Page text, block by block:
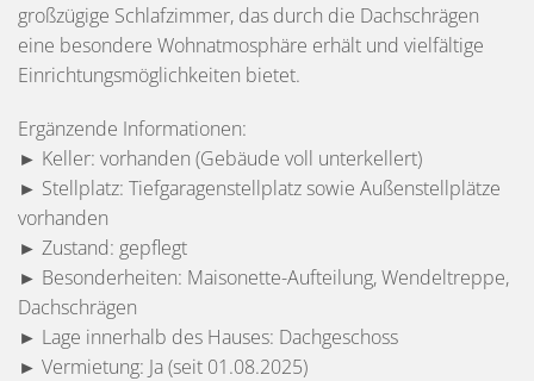
großzügige Schlafzimmer, das durch die Dachschrägen
eine besondere Wohnatmosphäre erhält und vielfältige
Einrichtungsmöglichkeiten bietet.
Ergänzende Informationen:
► Keller: vorhanden (Gebäude voll unterkellert)
► Stellplatz: Tiefgaragenstellplatz sowie Außenstellplätze
vorhanden
► Zustand: gepflegt
► Besonderheiten: Maisonette-Aufteilung, Wendeltreppe,
Dachschrägen
► Lage innerhalb des Hauses: Dachgeschoss
► Vermietung: Ja (seit 01.08.2025)